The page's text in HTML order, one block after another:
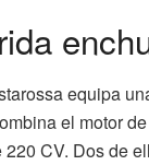
equipa
el motor
CV. Dos de